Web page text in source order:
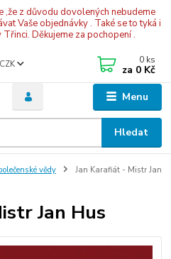
,že z důvodu dovolených nebudeme
Vaše objednávky . Také se to tyká i
Děkujeme za pochopení .
Menu
CZK
Hledat
0 ks
za 0 Kč
vědy
Jan Karafiát - Mistr Jan
Jan Hus